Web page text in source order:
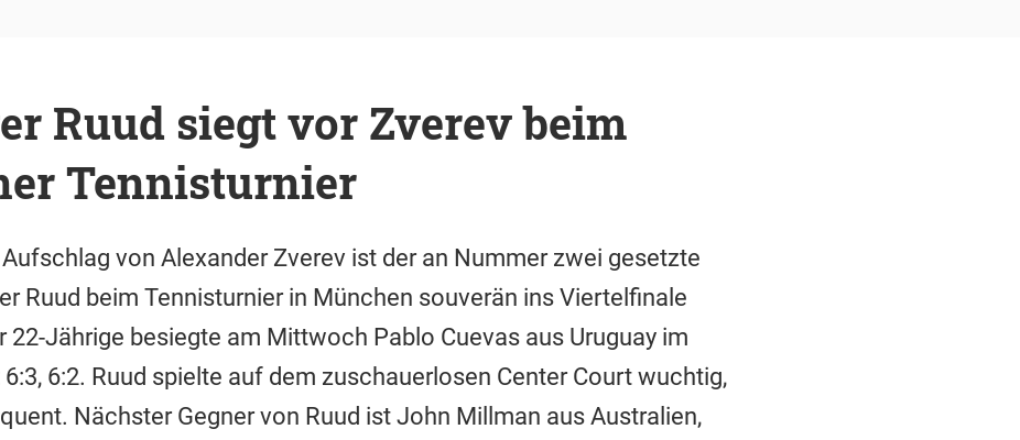
Ruud siegt vor Zverev beim
Tennisturnier
von Alexander Zverev ist der an Nummer zwei gesetzte
Ruud beim Tennisturnier in München souverän ins Viertelfinale
22-Jährige besiegte am Mittwoch Pablo Cuevas aus Uruguay im
6:2. Ruud spielte auf dem zuschauerlosen Center Court wuchtig,
Nächster Gegner von Ruud ist John Millman aus Australien,